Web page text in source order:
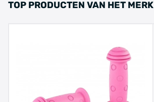
TOP PRODUCTEN VAN HET MERK